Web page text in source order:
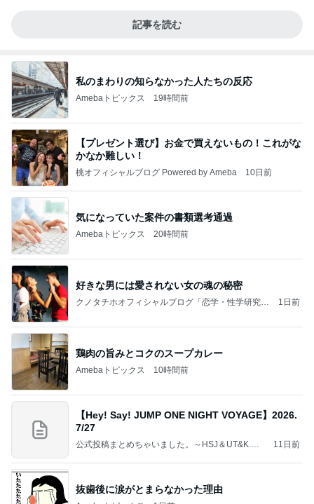
記事を読む
私のまわりの知らなかった人たちの反応
Amebaトピックス 19時間前
【プレゼント選び】お金で買えないもの！これがな
かなか難しい！
桃オフィシャルブログ Powered by Ameba 10日前
気になっていた案件の書類選考通過
Amebaトピックス 20時間前
好きな男には愛されない女の魂の秘密
クノタチホオフィシャルブログ「恋学・性学研究
1日前
鶏肉の旨みとコクのスープカレー
Amebaトピックス 10時間前
【Hey! Say! JUMP ONE NIGHT VOYAGE】2026.
7/27
公式投稿まとめちゃいました。～HSJ＆UT&K.O.
11日前
抜歯後に涙がとまらなかった理由